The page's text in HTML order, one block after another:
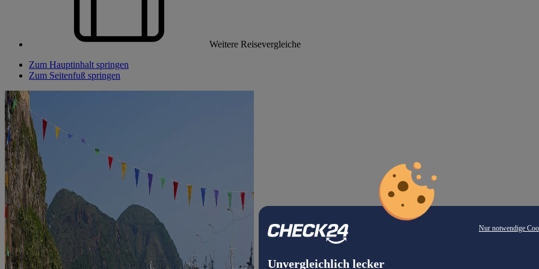
Nur notwendige
Unvergleichlich lecker
Weitere Reisevergleiche
Zum Hauptinhalt springen
Zum Seitenfuß springen